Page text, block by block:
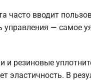
часто вводит
управления —
резиновые
эластичность. В